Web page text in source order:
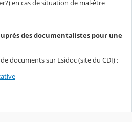
en cas de situation de mal-être
des documentalistes pour une
documents sur Esidoc (site du CDI) :